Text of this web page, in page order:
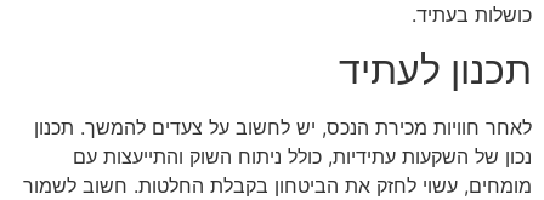
כושלות בעתיד.
תכנון לעתיד
לאחר חוויות מכירת הנכס, יש לחשוב על צעדים להמשך. תכנון
נכון של השקעות עתידיות, כולל ניתוח השוק והתייעצות עם
מומחים, עשוי לחזק את הביטחון בקבלת החלטות. חשוב לשמור